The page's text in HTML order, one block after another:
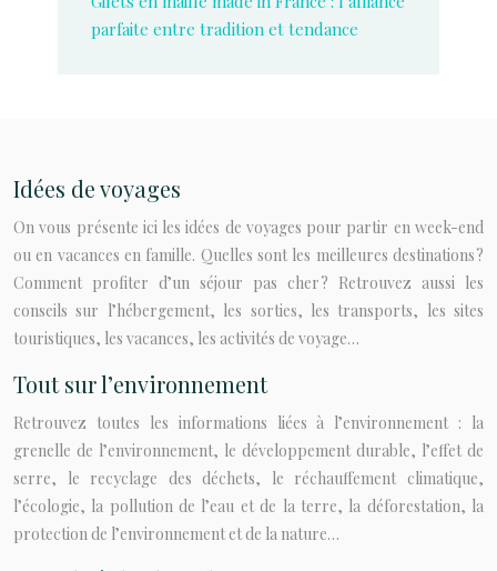
parfaite entre tradition et tendance
Idées de voyages
On vous présente ici les idées de voyages pour partir en week-end
ou en vacances en famille. Quelles sont les meilleures destinations ?
Comment profiter d’un séjour pas cher ? Retrouvez aussi les
conseils sur l’hébergement, les sorties, les transports, les sites
touristiques, les vacances, les activités de voyage…
Tout sur l’environnement
Retrouvez toutes les informations liées à l’environnement : la
grenelle de l’environnement, le développement durable, l’effet de
serre, le recyclage des déchets, le réchauffement climatique,
l’écologie, la pollution de l’eau et de la terre, la déforestation, la
protection de l’environnement et de la nature…